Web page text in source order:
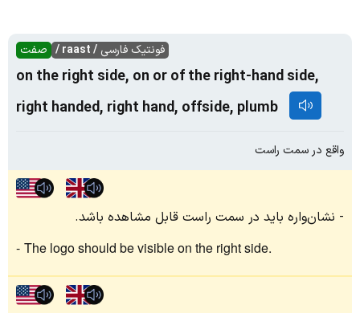
صفت فونتیک فارسی / raast /
on the right side, on or of the right-hand side,
right handed, right hand, offside, plumb
واقع در سمت راست
نشان‌واره باید در سمت راست قابل مشاهده باشد.
The logo should be visible on the right side.